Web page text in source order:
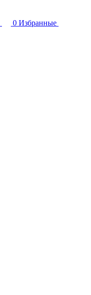
0 Избранные